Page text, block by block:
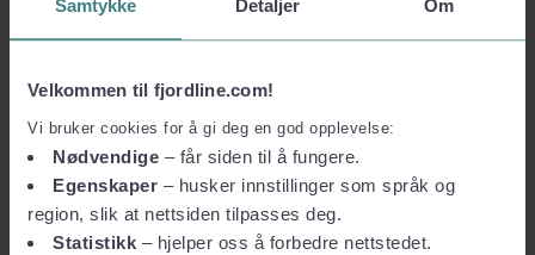
Samtykke Detaljer Om
Velkommen til fjordline.com!
Vi bruker cookies for å gi deg en god opplevelse:
Nødvendige – får siden til å fungere.
Egenskaper – husker innstillinger som språk og
region, slik at nettsiden tilpasses deg.
Statistikk – hjelper oss å forbedre nettstedet.